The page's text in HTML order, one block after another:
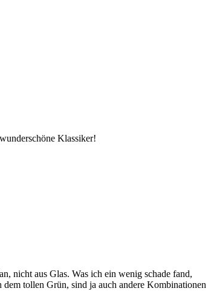
Klassiker!
nicht aus Glas. Was ich ein wenig schade fand,
tollen Grün, sind ja auch andere Kombinationen